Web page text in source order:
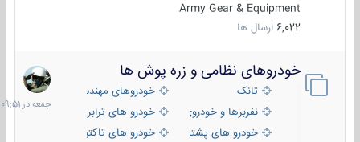
Army Gear & Equipment
6,022 ارسال ها
خودروهای نظامی و زره پوش ها
تانک
خودروهای مهندسی
نفربرها و خودروی های رزمی پیاده نظام
خودرو های ترابری نظامی
خودرو های پشتیبانی آتش ، شناسایی و ضد تانک
خودرو های تاکتیکی نظامی
جمعه
در
09:51